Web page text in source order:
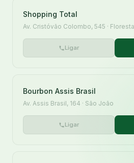
Shopping Total
Av. Cristóvão Colombo, 545 · Floresta
Ligar
Bourbon Assis Brasil
Av. Assis Brasil, 164 · São João
Ligar